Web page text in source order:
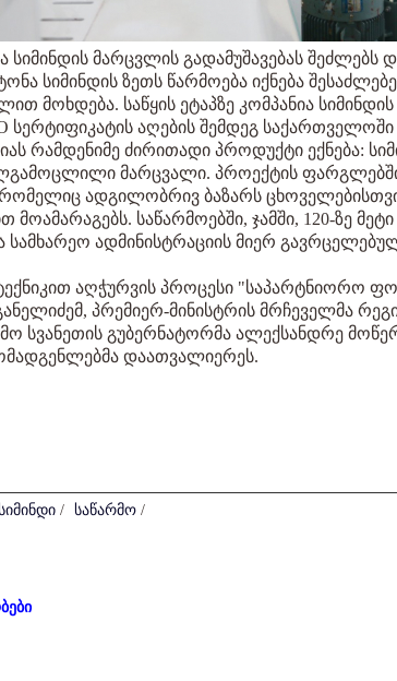
სიმინდის მარცვლის გადამუშავებას
სიმინდის ზეთს წარმოება იქნება
მოხდება. საწყის ეტაპზე კომპანია
სერტიფიკატის აღების შემდეგ
რამდენიმე ძირითადი პროდუქტი ექნება:
მარცვალი. პროექტის
ადგილობრივ ბაზარს
მოამარაგებს. საწარმოებში, ჯამში, 120-ზე
სამხარეო ადმინისტრაციის მიერ
აღჭურვის პროცესი "საპარტნიორო
პრემიერ-მინისტრის მრჩეველმა
სვანეთის გუბერნატორმა ალექსანდრე
დაათვალიერეს.
/ საწარმო /